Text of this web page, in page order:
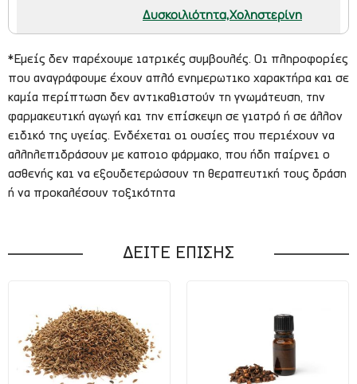
Δυσκοιλιότητα,Χοληστερίνη
*Εμείς δεν παρέχουμε ιατρικές συμβουλές. Οι πληροφορίες
που αναγράφουμε έχουν απλό ενημερωτικο χαρακτήρα και σε
καμία περίπτωση δεν αντικαθιστούν τη γνωμάτευση, την
φαρμακευτική αγωγή και την επίσκεψη σε γιατρό ή σε άλλον
ειδικό της υγείας. Ενδέχεται οι ουσίες που περιέχουν να
αλληλεπιδράσουν με καποιο φάρμακο, που ήδη παίρνει ο
ασθενής και να εξουδετερώσουν τη θεραπευτική τους δράση
ή να προκαλέσουν τοξικότητα
ΔΕΙΤΕ ΕΠΙΣΗΣ